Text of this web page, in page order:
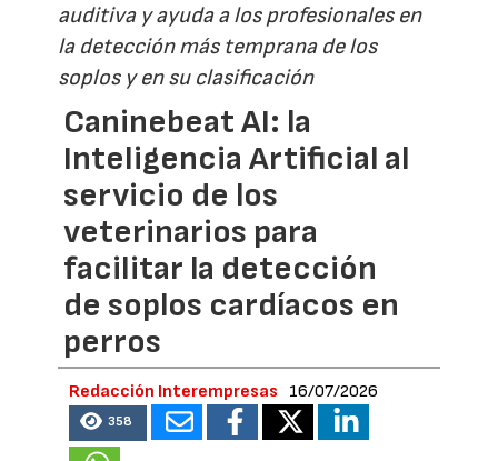
auditiva y ayuda a los profesionales en
la detección más temprana de los
soplos y en su clasificación
Caninebeat AI: la
Inteligencia Artificial al
servicio de los
veterinarios para
facilitar la detección
de soplos cardíacos en
perros
Redacción Interempresas 16/07/2026
358